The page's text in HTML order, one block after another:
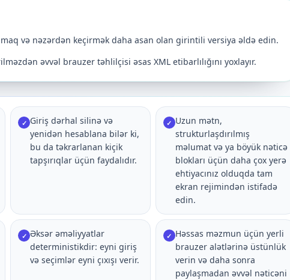
və nəzərdən keçirmək daha asan olan girintili versiya əldə edin.
əvvəl brauzer təhlilçisi əsas XML etibarlılığını yoxlayır.
✓ Giriş dərhal silinə və
yenidən hesablana bilər ki,
bu da təkrarlanan kiçik
tapşırıqlar üçün faydalıdır.
✓ Uzun mətn,
strukturlaşdırılmış
məlumat və ya böyük nəticə
blokları üçün daha çox yerə
ehtiyacınız olduqda tam
ekran rejimindən istifadə
edin.
✓ Əksər əməliyyatlar
deterministikdir: eyni giriş
və seçimlər eyni çıxışı verir.
✓ Həssas məzmun üçün yerli
brauzer alətlərinə üstünlük
verin və daha sonra
paylaşmadan əvvəl nəticəni